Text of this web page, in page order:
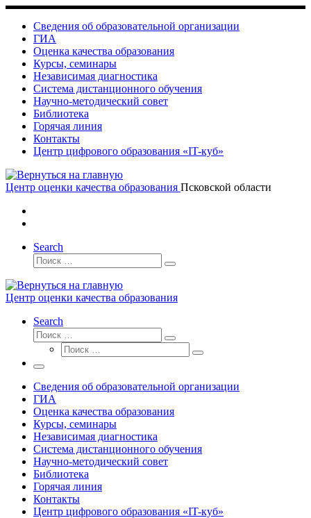
Skip
content
Сведения об образовательной организации
ГИА
Оценка качества образования
Курсы, семинары
Независимая диагностика
Система дистанционного обучения
Научно-методический совет
Библиотека
Горячая линия
Контакты
Центр цифрового образования «IT-куб»
Центр оценки качества образования Псковской области
Search
Поиск
Поиск
Центр оценки качества образования
Search
Поиск
Поиск
Поиск
Поиск
Меню
Сведения об образовательной организации
ГИА
Оценка качества образования
Курсы, семинары
Независимая диагностика
Система дистанционного обучения
Научно-методический совет
Библиотека
Горячая линия
Контакты
Центр цифрового образования «IT-куб»